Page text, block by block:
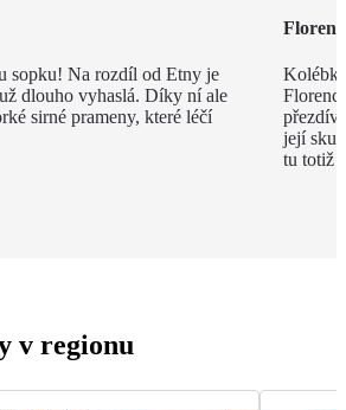
sopku! Na rozdíl od Etny je
dlouho vyhaslá. Díky ní ale
sirné prameny, které léčí
její
tu totiž
v regionu